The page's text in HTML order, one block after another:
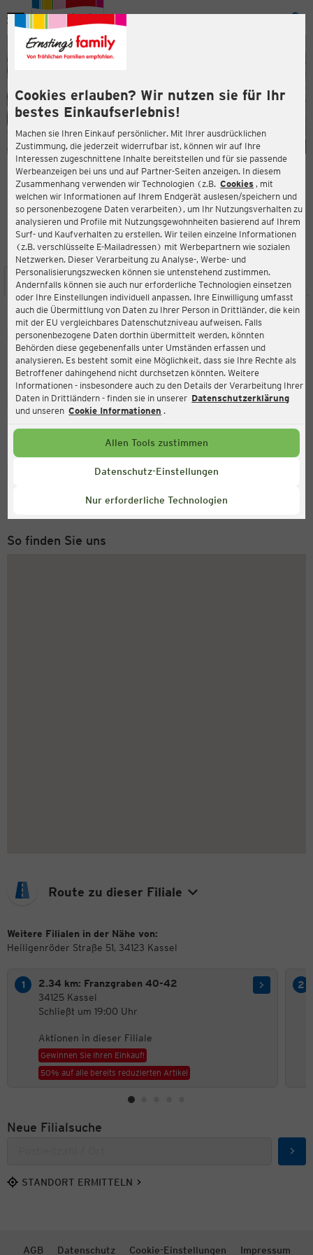
Cookies erlauben? Wir nutzen sie für Ihr
bestes Einkaufserlebnis!
Machen sie Ihren Einkauf persönlicher. Mit Ihrer ausdrücklichen
Zustimmung, die jederzeit widerrufbar ist, können wir auf Ihre
Interessen zugeschnittene Inhalte bereitstellen und für sie passende
Werbeanzeigen bei uns und auf Partner-Seiten anzeigen. In diesem
Zusammenhang verwenden wir Technologien (z.B. Cookies , mit
welchen wir Informationen auf Ihrem Endgerät auslesen/speichern und
so personenbezogene Daten verarbeiten), um Ihr Nutzungsverhalten zu
analysieren und Profile mit Nutzungsgewohnheiten basierend auf Ihrem
Surf- und Kaufverhalten zu erstellen. Wir teilen einzelne Informationen
(z.B. verschlüsselte E-Mailadressen) mit Werbepartnern wie sozialen
Netzwerken. Dieser Verarbeitung zu Analyse-, Werbe- und
Personalisierungszwecken können sie untenstehend zustimmen.
Andernfalls können sie auch nur erforderliche Technologien einsetzen
oder Ihre Einstellungen individuell anpassen. Ihre Einwilligung umfasst
auch die Übermittlung von Daten zu Ihrer Person in Drittländer, die kein
mit der EU vergleichbares Datenschutzniveau aufweisen. Falls
personenbezogene Daten dorthin übermittelt werden, könnten
Behörden diese gegebenenfalls unter Umständen erfassen und
analysieren. Es besteht somit eine Möglichkeit, dass sie Ihre Rechte als
Betroffener dahingehend nicht durchsetzen könnten. Weitere
Informationen - insbesondere auch zu den Details der Verarbeitung Ihrer
Daten in Drittländern - finden sie in unserer Datenschutzerklärung
und unseren Cookie Informationen .
Allen Tools zustimmen
Datenschutz-Einstellungen
Nur erforderliche Technologien
Menü
ERNSTING'S FAMILY FILIALE
Heiligenröder Straße 51
34123 Kassel
4,0
Bewertung:
STANDORT SERVICES SORTIMENT AKTIONEN
Ernsting's family
Heiligenröder Straße 51, 34123 Kassel
Aktuell:
Geöffnet
Service Hotline
Montag bis Freitag 8-18 Uhr
So finden Sie uns
Route zu dieser Filiale
Weitere Filialen in der Nähe von:
Heiligenröder Straße 51, 34123 Kassel
2.34 km: Franzgraben 40-42
34125 Kassel
Schließt um 19:00 Uhr
Aktionen in dieser Filiale
Gewinnen Sie Ihren Einkauf!
50% auf alle bereits reduzierten Artikel
Neue Filialsuche
STANDORT ERMITTELN
AGB Datenschutz Cookie-Einstellungen Impressum